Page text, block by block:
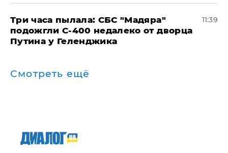
Три часа пылала: СБС "Мадяра"
подожгли С-400 недалеко от дворца
Путина у Геленджика
11:39
Смотреть ещё